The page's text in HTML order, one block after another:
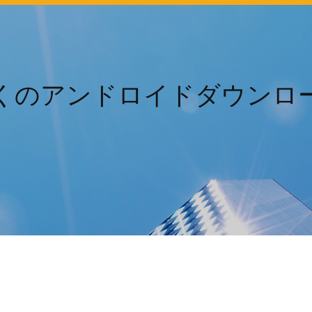
のアンドロイドダウンロ